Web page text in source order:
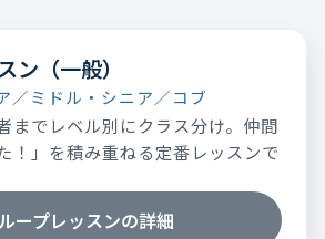
ン（一般）
／ミドル・シニア／コブ
までレベル別にクラス分け。仲間
！」を積み重ねる定番レッスンで
ープレッスンの詳細